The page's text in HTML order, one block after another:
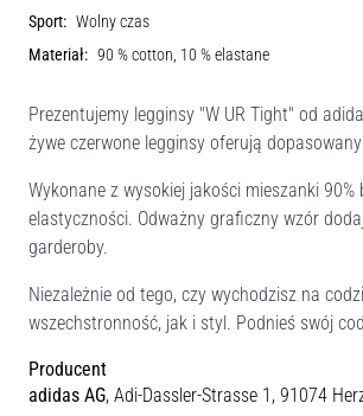
Sport: Wolny czas
Materiał: 90 % cotton, 10 % elastane
Prezentujemy legginsy "W UR Tight" od
żywe czerwone legginsy oferują
Wykonane z wysokiej jakości mieszanki
elastyczności. Odważny graficzny wzór
garderoby.
Niezależnie od tego, czy wychodzisz na
wszechstronność, jak i styl. Podnieś swój
Producent
adidas AG, Adi-Dassler-Strasse 1, 91074